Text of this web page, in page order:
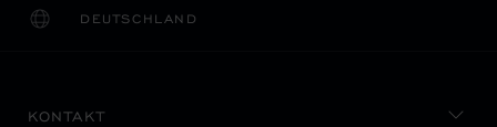
DEUTSCHLAND
LOKALISIERUNG (LAND ÄNDERN)
LAND ÄNDERN
KONTAKT